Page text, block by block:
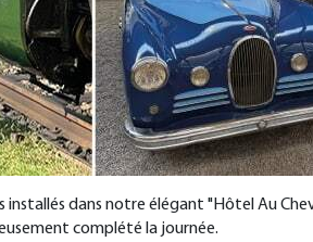
installés dans notre élégant "Hôtel Au
complété la journée.